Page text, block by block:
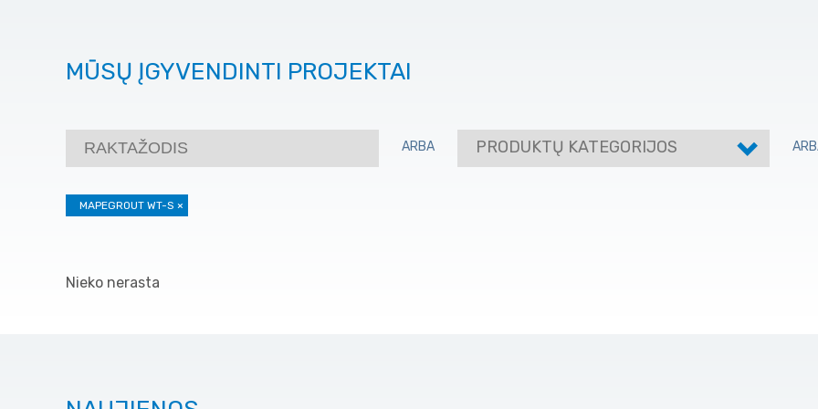
MŪSŲ ĮGYVENDINTI PROJEKTAI
ARBA PRODUKTŲ KATEGORIJOS
MAPEGROUT WT-S ×
Nieko nerasta